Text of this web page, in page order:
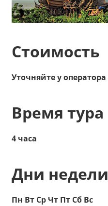
Стоимость
Уточняйте у оператора
Время тура
4 часа
Дни недели
Пн Вт Ср Чт Пт Сб Вс